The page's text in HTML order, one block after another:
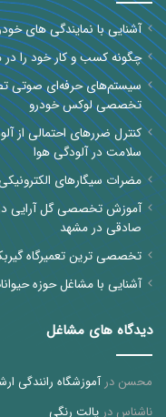
آشنایی با نمایندگی های
چگونه کسب و کار خود را
سیستم‌های حرفه‌ای صوتی
تخصصی لوکس خودرو
کنترل ضررهای احتمالی از
سلامت در آلودگی هوا
مضرات سیگارهای
آموزش تخصصی گل آرایی در
صادقی در مشهد
تخصصی ترین تعمیرگاه
آشنایی با مشاغل حوزه
دیدگاه های مشاغل
محسن درآموزشگاه رانندگی
ناشناس در پالت رنگی